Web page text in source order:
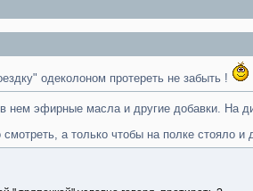
одеколоном протереть не забыть !
нем эфирные масла и другие добавки. На
а только чтобы на полке стояло